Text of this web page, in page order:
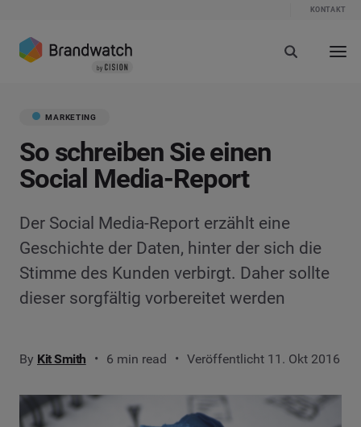
KONTAKT
MARKETING
So schreiben Sie einen
Social Media-Report
Der Social Media-Report erzählt eine
Geschichte der Daten, hinter der sich die
Stimme des Kunden verbirgt. Daher sollte
dieser sorgfältig vorbereitet werden
By Kit Smith 6 min read Veröffentlicht 11. Okt 2016